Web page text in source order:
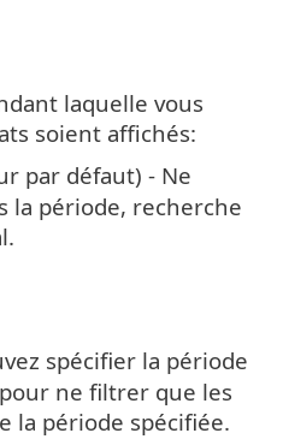
laquelle vous
soient affichés:
par défaut) - Ne
la période, recherche
spécifier la période
ne filtrer que les
la période spécifiée.